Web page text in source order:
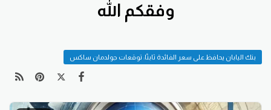
وفقكم الله
بنك اليابان يحافظ على سعر الفائدة ثابتًا: توقعات جولدمان ساكس